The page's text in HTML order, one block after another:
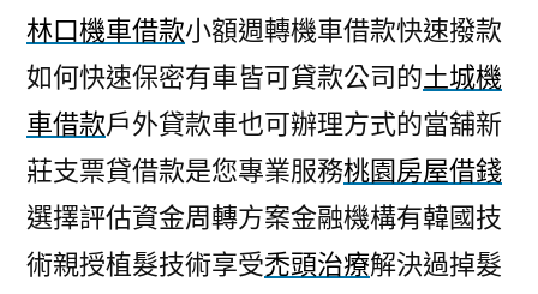
林口機車借款小額週轉機車借款快速撥款
如何快速保密有車皆可貸款公司的土城機
車借款戶外貸款車也可辦理方式的當舖新
莊支票貸借款是您專業服務桃園房屋借錢
選擇評估資金周轉方案金融機構有韓國技
術親授植髮技術享受禿頭治療解決過掉髮